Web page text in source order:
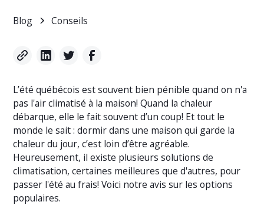
Blog Conseils
L’été québécois est souvent bien pénible quand on n'a
pas l'air climatisé à la maison! Quand la chaleur
débarque, elle le fait souvent d’un coup! Et tout le
monde le sait : dormir dans une maison qui garde la
chaleur du jour, c’est loin d’être agréable.
Heureusement, il existe plusieurs solutions de
climatisation, certaines meilleures que d'autres, pour
passer l'été au frais! Voici notre avis sur les options
populaires.